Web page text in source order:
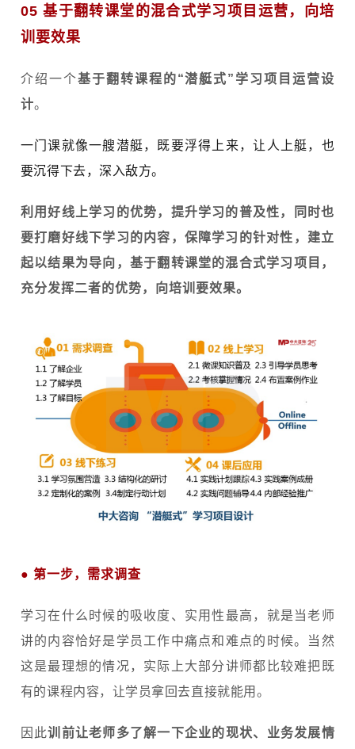
05 基于翻转课堂的混合式学习项目运营，向培
训要效果
介绍一个基于翻转课程的“潜艇式”学习项目运营设
计。
一门课就像一艘潜艇，既要浮得上来，让人上艇，也
要沉得下去，深入敌方。
利用好线上学习的优势，提升学习的普及性，同时也
要打磨好线下学习的内容，保障学习的针对性，建立
起以结果为导向，基于翻转课堂的混合式学习项目，
充分发挥二者的优势，向培训要效果。
● 第一步，需求调查
学习在什么时候的吸收度、实用性最高，就是当老师
讲的内容恰好是学员工作中痛点和难点的时候。当然
这是最理想的情况，实际上大部分讲师都比较难把既
有的课程内容，让学员拿回去直接就能用。
因此训前让老师多了解一下企业的现状、业务发展情